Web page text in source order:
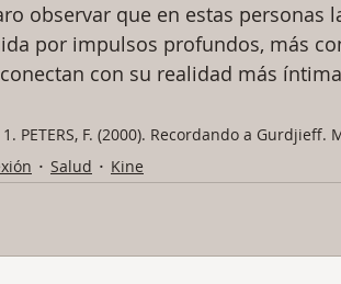
observar que en estas personas
por impulsos profundos, más
con su realidad más
1. PETERS, F. (2000). Recordando a Gurdjieff.
Salud Kine